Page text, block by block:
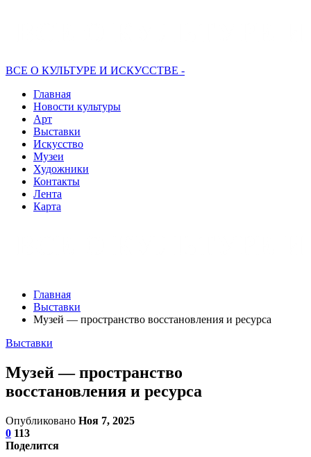
ВСЕ О КУЛЬТУРЕ И ИСКУССТВЕ -
Главная
Новости культуры
Арт
Выставки
Искусство
Музеи
Художники
Контакты
Лента
Карта
Главная
Выставки
Музей — пространство восстановления и ресурса
Выставки
Музей — пространство
восстановления и ресурса
Опубликовано Ноя 7, 2025
0 113
Поделится